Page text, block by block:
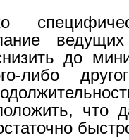
ведущих
до
либо
что